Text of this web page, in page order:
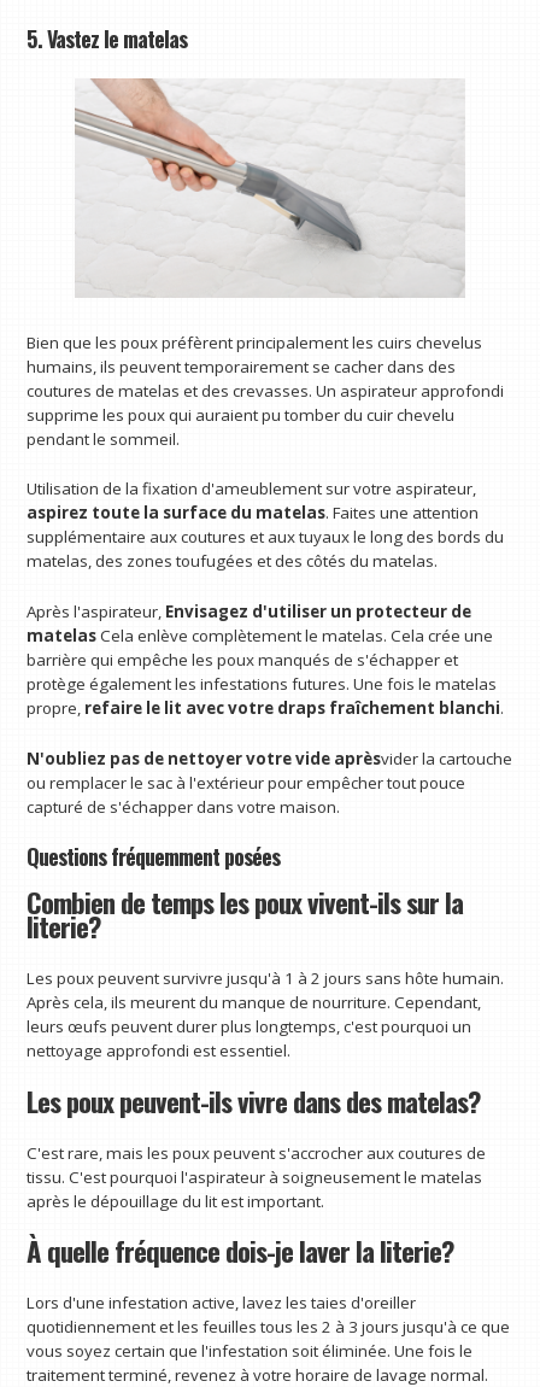
5. Vastez le matelas
Bien que les poux préfèrent principalement les cuirs chevelus
humains, ils peuvent temporairement se cacher dans des
coutures de matelas et des crevasses. Un aspirateur approfondi
supprime les poux qui auraient pu tomber du cuir chevelu
pendant le sommeil.
Utilisation de la fixation d'ameublement sur votre aspirateur,
aspirez toute la surface du matelas. Faites une attention
supplémentaire aux coutures et aux tuyaux le long des bords du
matelas, des zones toufugées et des côtés du matelas.
Après l'aspirateur, Envisagez d'utiliser un protecteur de
matelasCela enlève complètement le matelas. Cela crée une
barrière qui empêche les poux manqués de s'échapper et
protège également les infestations futures. Une fois le matelas
propre, refaire le lit avec votre draps fraîchement blanchi.
N'oubliez pas de nettoyer votre vide aprèsvider la cartouche
ou remplacer le sac à l'extérieur pour empêcher tout pouce
capturé de s'échapper dans votre maison.
Questions fréquemment posées
Combien de temps les poux vivent-ils sur la
literie?
Les poux peuvent survivre jusqu'à 1 à 2 jours sans hôte humain.
Après cela, ils meurent du manque de nourriture. Cependant,
leurs œufs peuvent durer plus longtemps, c'est pourquoi un
nettoyage approfondi est essentiel.
Les poux peuvent-ils vivre dans des matelas?
C'est rare, mais les poux peuvent s'accrocher aux coutures de
tissu. C'est pourquoi l'aspirateur à soigneusement le matelas
après le dépouillage du lit est important.
À quelle fréquence dois-je laver la literie?
Lors d'une infestation active, lavez les taies d'oreiller
quotidiennement et les feuilles tous les 2 à 3 jours jusqu'à ce que
vous soyez certain que l'infestation soit éliminée. Une fois le
traitement terminé, revenez à votre horaire de lavage normal.